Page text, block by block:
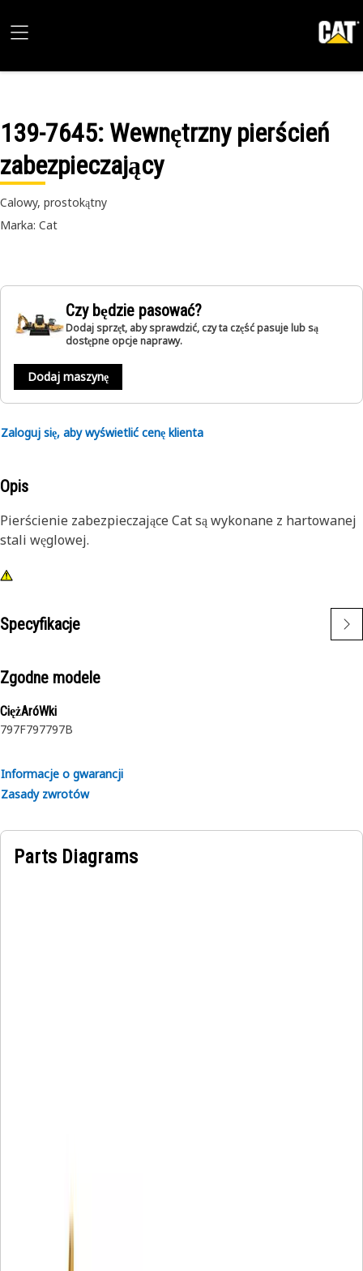
139-7645: Wewnętrzny pierścień
zabezpieczający
Calowy, prostokątny
Marka: Cat
Czy będzie pasować?
Dodaj sprzęt, aby sprawdzić, czy ta część pasuje lub są
dostępne opcje naprawy.
Dodaj maszynę
Zaloguj się, aby wyświetlić cenę klienta
Opis
Pierścienie zabezpieczające Cat są wykonane z hartowanej
stali węglowej.
Specyfikacje
Zgodne modele
CiężAróWki
797F797797B
Informacje o gwarancji
Zasady zwrotów
Parts Diagrams